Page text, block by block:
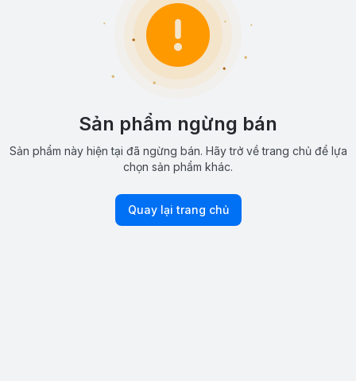
Sản phẩm ngừng bán
Sản phẩm này hiện tại đã ngừng bán. Hãy trở về trang chủ để lựa
chọn sản phẩm khác.
Quay lại trang chủ